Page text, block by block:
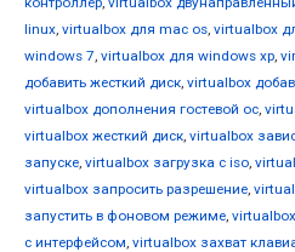
linux, virtualbox для mac os, virtualbox
windows 7, virtualbox для windows xp,
добавить жесткий диск, virtualbox
virtualbox дополнения гостевой ос,
virtualbox жесткий диск, virtualbox
запуске, virtualbox загрузка с iso,
virtualbox запросить разрешение,
запустить в фоновом режиме,
с интерфейсом, virtualbox захват